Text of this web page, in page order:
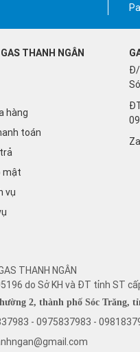
THANH NGÂN
hàng
toán
mật
vụ
Đ/
THANH NGÂN
do Sở KH và ĐT tỉnh ST
2, thành phố Sóc Trăng,
- 0975837983 -